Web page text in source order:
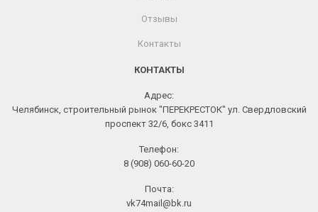
Отзывы
Контакты
КОНТАКТЫ
Адрес:
Челябинск, строительный рынок "ПЕРЕКРЕСТОК" ул. Свердловский
проспект 32/6, бокс 3411
Телефон:
8 (908) 060-60-20
Почта:
vk74mail@bk.ru